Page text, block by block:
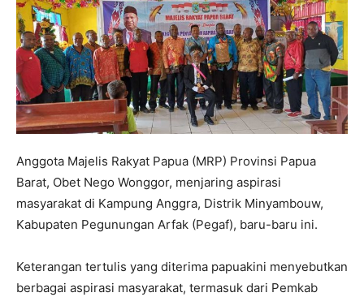
Anggota Majelis Rakyat Papua (MRP) Provinsi Papua
Barat, Obet Nego Wonggor, menjaring aspirasi
masyarakat di Kampung Anggra, Distrik Minyambouw,
Kabupaten Pegunungan Arfak (Pegaf), baru-baru ini.
Keterangan tertulis yang diterima papuakini menyebutkan
berbagai aspirasi masyarakat, termasuk dari Pemkab